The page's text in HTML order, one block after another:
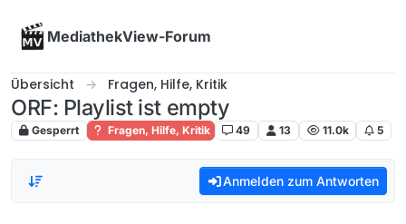
MediathekView-Forum
Übersicht Fragen, Hilfe, Kritik
ORF: Playlist ist empty
Gesperrt Fragen, Hilfe, Kritik 49 13 11.0k 5
Anmelden zum Antworten